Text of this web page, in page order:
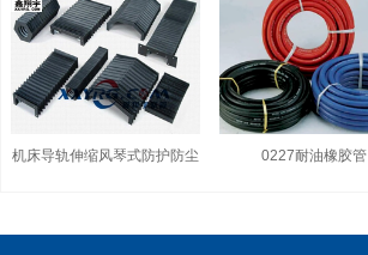
机床导轨伸缩风琴式防护防尘 0227耐油橡胶管